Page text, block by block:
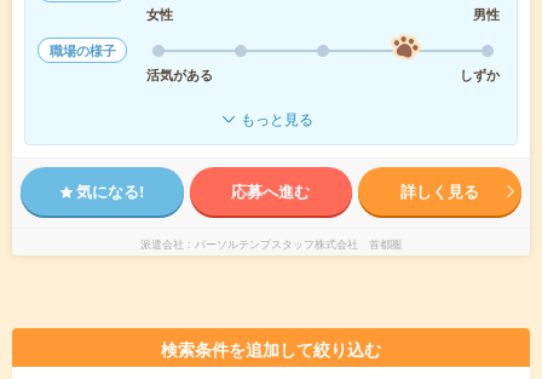
女性
男性
職場の様子
活気がある
しずか
もっと見る
気になる! 応募へ進む 詳しく見る
派遣会社 パーソルテンプスタッフ株式会社 首都圏
検索条件を追加して絞り込む